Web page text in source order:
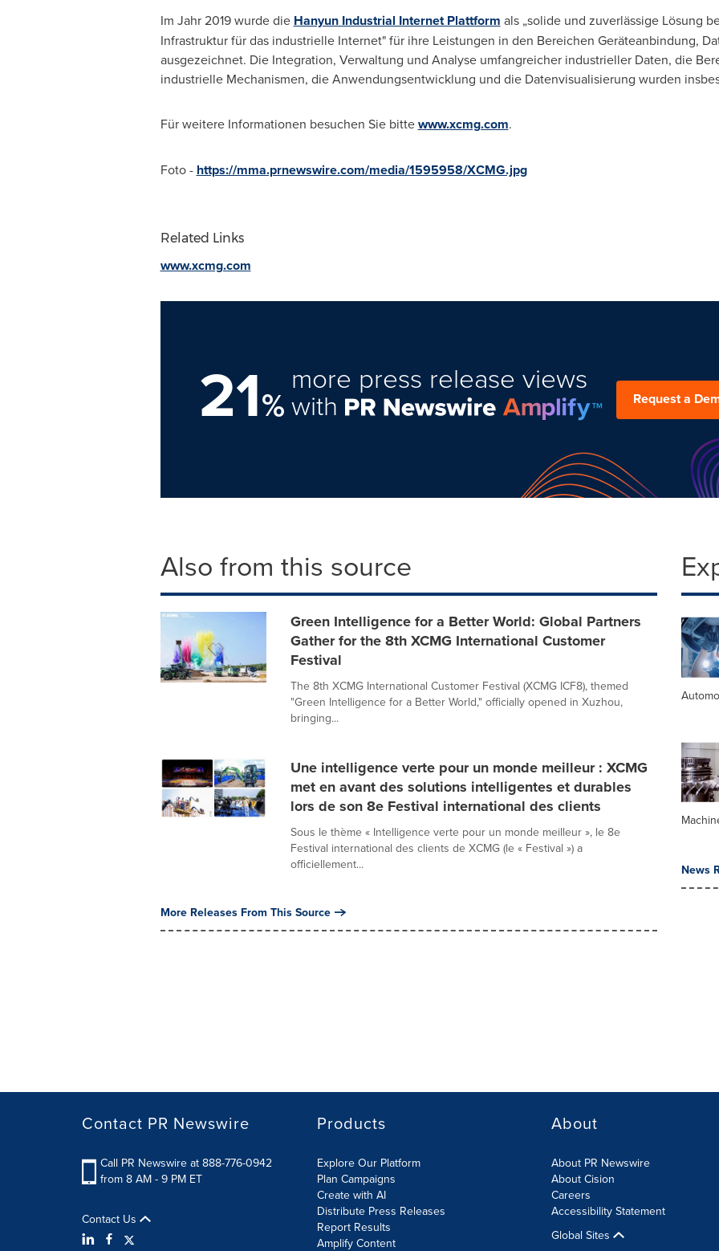
Im Jahr2019 wurde die Hanyun Industrial Internet Plattform als „solide und zuverlässige Lösung
Infrastruktur für das industrielle Internet" für ihre Leistungen in den Bereichen Geräteanbindung,
ausgezeichnet. Die Integration, Verwaltung und Analyse umfangreicher industrieller Daten, die
industrielle Mechanismen, die Anwendungsentwicklung und die Datenvisualisierung wurden
Für weitere Informationen besuchen Sie bittewww.xcmg.com.
Foto - https://mma.prnewswire.com/media/1595958/XCMG.jpg
Related Links
www.xcmg.com
21%
more press release views
with Request a
Also from this source
Green Intelligence for a Better World: Global Partners
Gather for the 8th XCMG International Customer
Festival
The 8th XCMG International Customer Festival (XCMG ICF8), themed
"Green Intelligence for a Better World," officially opened in Xuzhou,
bringing...
Une intelligence verte pour un monde meilleur : XCMG
met en avant des solutions intelligentes et durables
lors de son 8e Festival international des clients
Sous le thème « Intelligence verte pour un monde meilleur », le 8e
Festival international des clients de XCMG (le « Festival ») a
officiellement...
More Releases From This Source
News
Contact PR Newswire
Call PR Newswire at 888-776-0942
from 8 AM - 9 PM ET
Contact Us
Products
Explore Our Platform
Plan Campaigns
Create with AI
Distribute Press Releases
Report Results
Amplify Content
About
About PR Newswire
About Cision
Careers
Accessibility Statement
Global Sites